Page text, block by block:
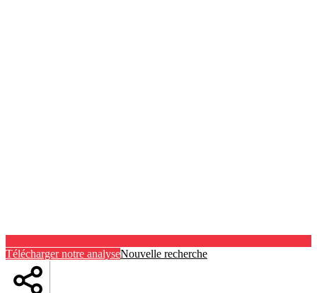
Télécharger notre analyseNouvelle recherche